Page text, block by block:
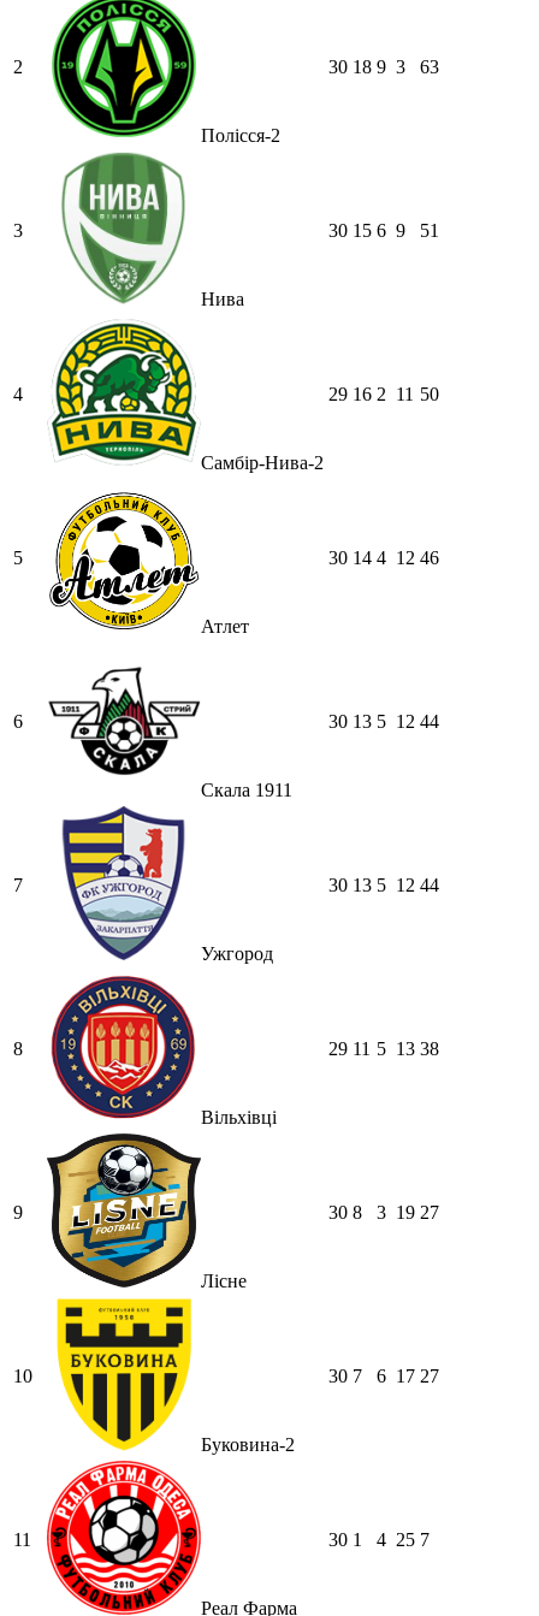
2
Полісся-2
30 18 9 3 63
3
Нива
30 15 6 9 51
4
Самбір-Нива-2
29 16 2 11 50
5
Атлет
30 14 4 12 46
6
Скала 1911
30 13 5 12 44
7
Ужгород
30 13 5 12 44
8
Вільхівці
29 11 5 13 38
9
Лісне
30 8 3 19 27
10
Буковина-2
30 7 6 17 27
11
Реал Фарма
30 1 4 25 7